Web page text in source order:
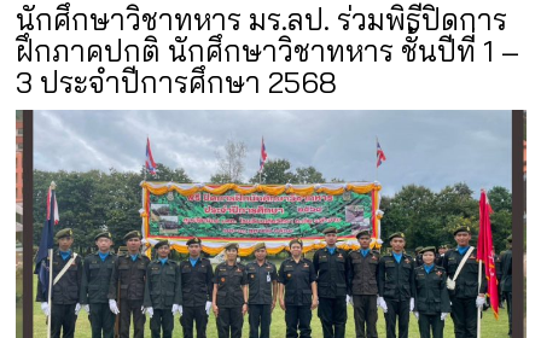
นักศึกษาวิชาทหาร มร.ลป. ร่วมพิธีปิดการ
ฝึกภาคปกติ นักศึกษาวิชาทหาร ชั้นปีที่ 1 –
3 ประจำปีการศึกษา 2568